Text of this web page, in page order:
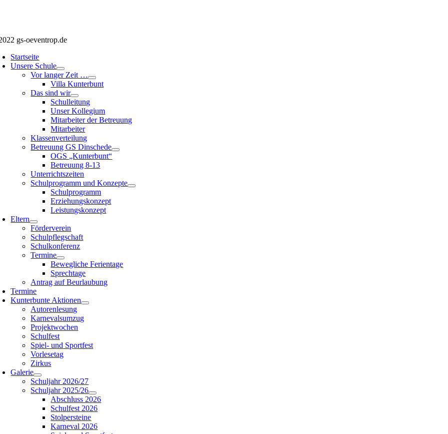
gs-oeventrop.de
Startseite
Unsere Schule
Vor langer Zeit …
Villa Kunterbunt
Das sind wir
Schulleitung
Unser Kollegium
Mitarbeiter der Betreuung
Mitarbeiter
Klassenverteilung
Betreuung GS Dinschede
OGS „Kunterbunt“
Betreuung 8-13
Unterrichtszeiten
Schulprogramm und Konzepte
Schulprogramm
Erziehungskonzept
Leistungskonzept
Eltern
Förderverein
Schulpflegschaft
Schulkonferenz
Termine
Bewegliche Ferientage
Sprechtage
Antrag auf Beurlaubung
Termine
Kunterbunte Aktionen
Autorenlesung
Karnevalsumzug
Projektwochen
Schulfest
Spiel- und Sportfest
Vorlesetag
Zirkus
Galerie
Schuljahr 2026/27
Schuljahr 2025/26
Abschluss 2026
Schulfest 2026
Stolpersteine
Karneval 2026